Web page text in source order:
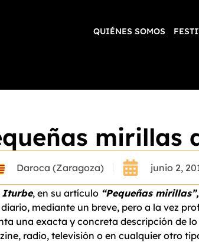
QUIÉNES SOMOS
mirillas
Daroca (Zaragoza) junio 2,
Iturbe, en su artículo “Pequeñas mirillas”,
mediante un breve, pero a la vez
una exacta y concreta descripción de
radio, televisión o en cualquier otro